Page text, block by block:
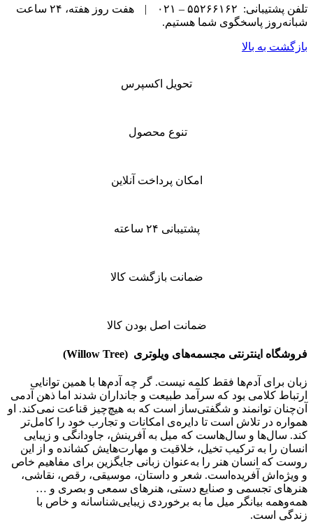
تلفن پشتیبانی: ۵۵۲۶۶۱۶۲ – ۰۲۱ |
هفت روز هفته، ۲۴ ساعت
شبانه‌روز پاسخگوی شما هستیم.
بازگشت به بالا
تحویل اکسپرس
تنوع محصول
امکان پرداخت آنلاین
پشتیبانی ۲۴ ساعته
ضمانت بازگشت کالا
ضمانت اصل بودن کالا
فروشگاه اینترنتی مجسمه‌های ویلوتری (Willow Tree
)
زبان برای آدم‌ها فقط کلمه نیست. گر چه آدم‌ها با همین توانایی
ارتباط کلامی بود که سرآمد طبیعت و جانداران شدند اما ذهن آدمی
آن‌چنان توانمند و شگفتی‌ساز است که به هیچ‌چیز قناعت نمی‌کند. او
همواره در تلاش است تا دایره‌ی امکانات و تجارب خود را کامل‌تر
کند. سال‌ها و سال‌هاست که میل به آفرینش، جاودانگی و زیبایی
انسان را به ترکیب تخیل، خلاقیت و مهارت‌هایش کشانده و از این
روست که انسان هنر را به‌عنوان زبانی جایگزین برای مفاهیم خاص
و ویژ‌ه‌اش آفریده‌است. شعر و داستان، موسیقی، رقص، نقاشی،
هنرهای تجسمی و صنایع دستی، هنرهای سمعی و بصری و …
همه‌وهمه بیانگر میل ما به برخوردی زیبایی‌شناسانه و خاص با
زندگی است.